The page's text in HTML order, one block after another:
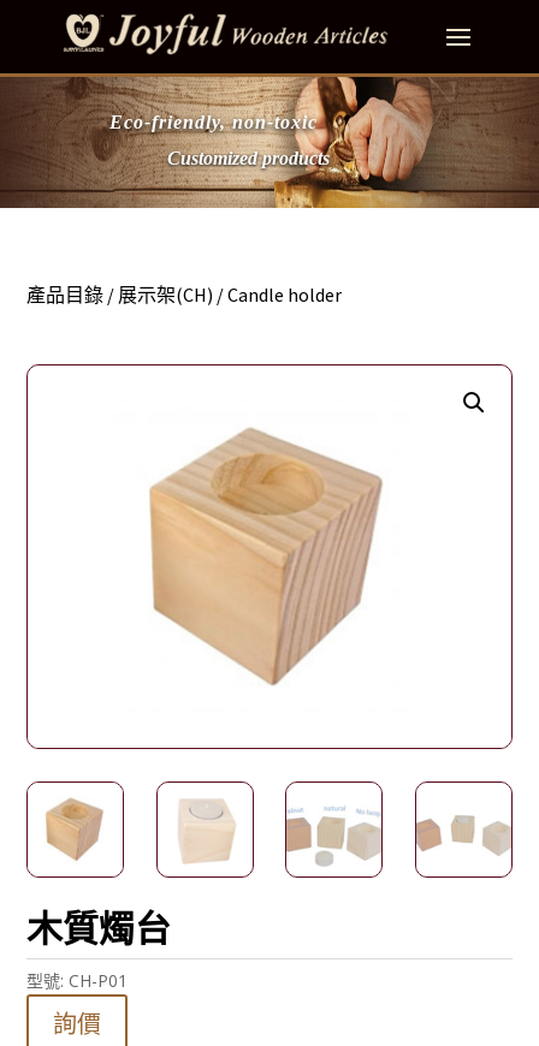
Eco-friendly, non-toxic
Customized products
產品目錄 / 展示架(CH) / Candle holder
木質燭台
型號: CH-P01
詢價